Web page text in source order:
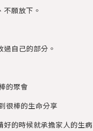
願放下。
自己的部分。
的聚會
很棒的生命分享
好的時候就承擔家人的生病